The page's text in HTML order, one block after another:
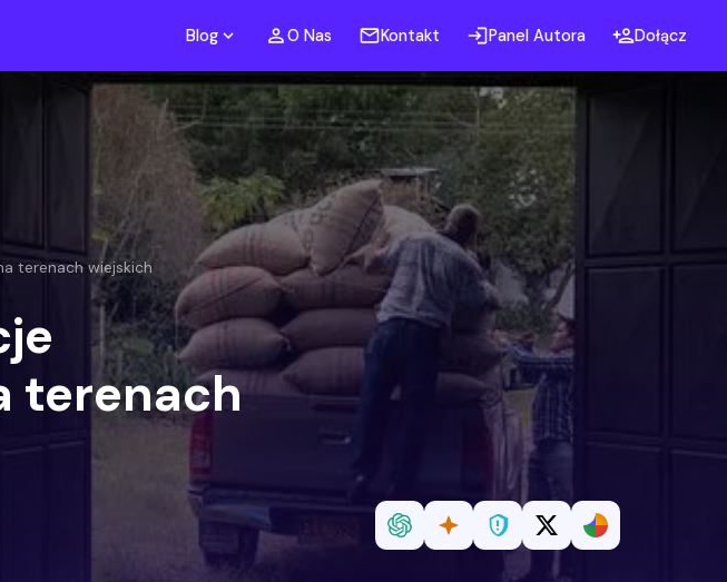
Blog O Nas Kontakt Panel Autora Dołącz
terenach wiejskich
terenach